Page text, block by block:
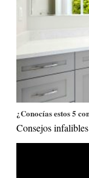
¿Conocías estos 5
Consejos